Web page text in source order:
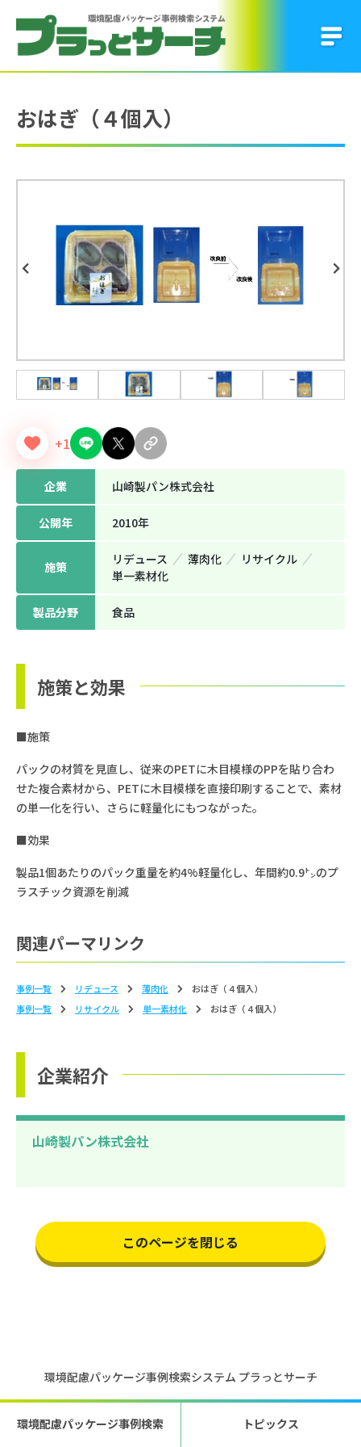
おはぎ（４個入）
Previous Next
+1
企業 山崎製パン株式会社
公開年 2010年
施策 リデュース 薄⾁化
リサイクル
単⼀素材化
製品分野 ⾷品
施策と効果
■施策
パックの材質を見直し、従来のPETに木目模様のPPを貼り合わ
せた複合素材から、PETに木目模様を直接印刷することで、素材
の単一化を行い、さらに軽量化にもつながった。
■効果
製品1個あたりのパック重量を約4%軽量化し、年間約0.9㌧のプ
ラスチック資源を削減
関連パーマリンク
事例一覧 リデュース 薄⾁化
おはぎ（４個入）
事例一覧
リサイクル 単⼀素材化 おはぎ（４個入）
企業紹介
山崎製パン株式会社
このページを閉じる
環境配慮パッケージ事例検索システム プラっとサーチ
環境配慮パッケージ事例検索 トピックス